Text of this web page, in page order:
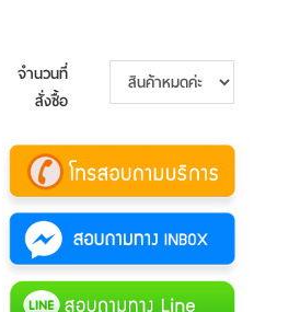
จำนวนที่
สั่งซื้อ